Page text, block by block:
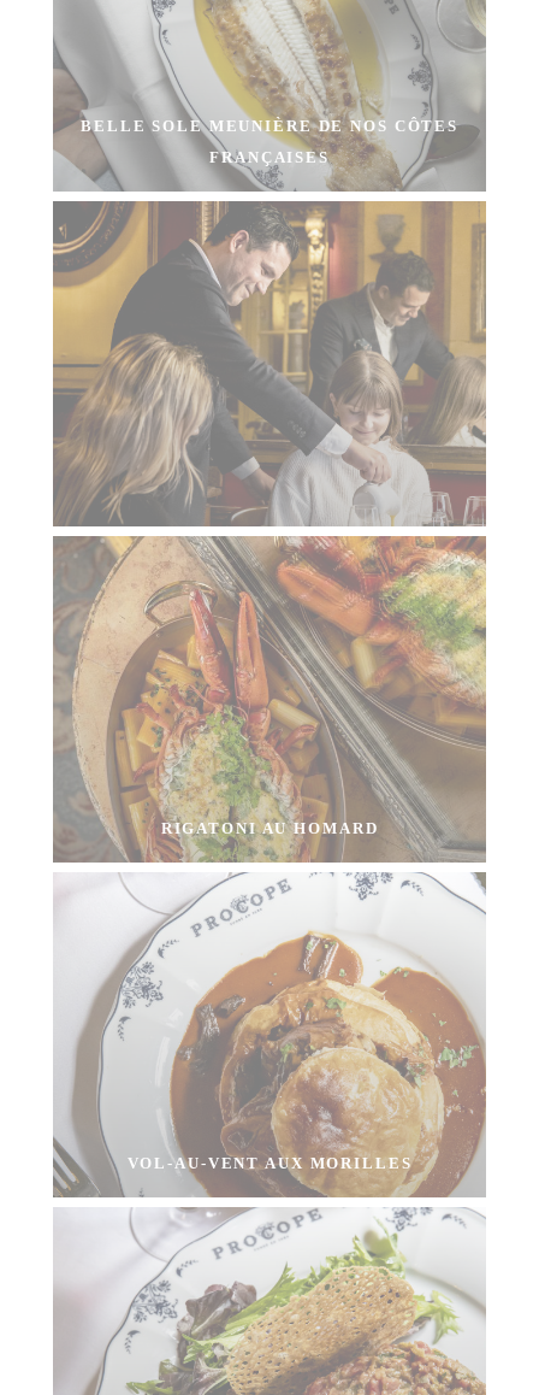
BELLE SOLE MEUNIÈRE DE NOS CÔTES
FRANÇAISES
RIGATONI AU HOMARD
VOL-AU-VENT AUX MORILLES